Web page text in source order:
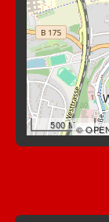
500 M©